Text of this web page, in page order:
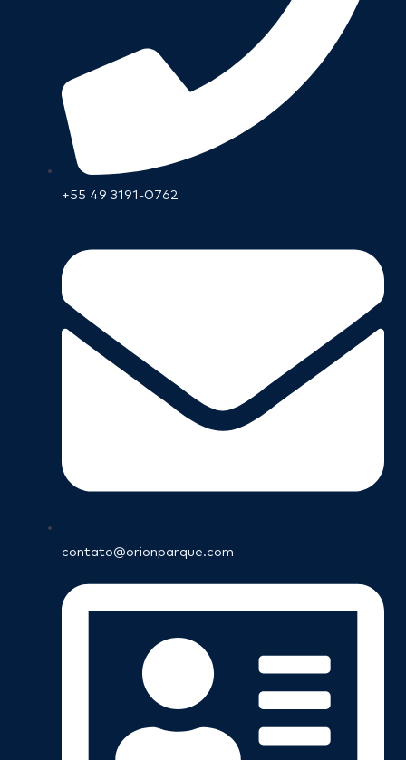
+55 49 3191-0762
contato@orionparque.com